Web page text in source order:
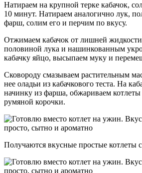
Натираем на крупной терке кабачок,
10 минут. Натираем аналогично лук,
фарш, солим его и перчим по вкусу.
Отжимаем кабачок от лишней
половиной лука и нашинкованным
кабачку яйцо, высыпаем муку и
Сковороду смазываем растительным
нее оладьи из кабачкового теста. На
начинку из фарша, обжариваем котлеты
румяной корочки.
Получаются вкусные простые котлеты